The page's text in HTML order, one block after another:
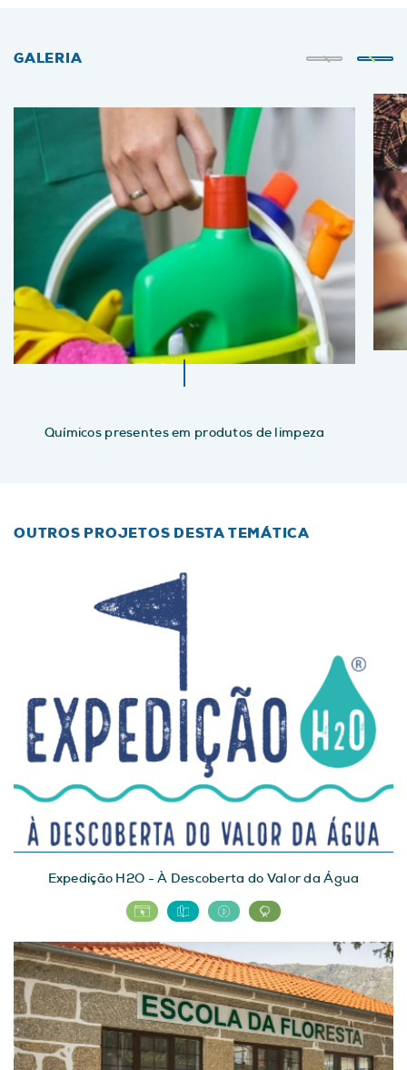
GALERIA
Químicos presentes em produtos de limpeza
OUTROS PROJETOS DESTA TEMÁTICA
Expedição H2O - À Descoberta do Valor da Água